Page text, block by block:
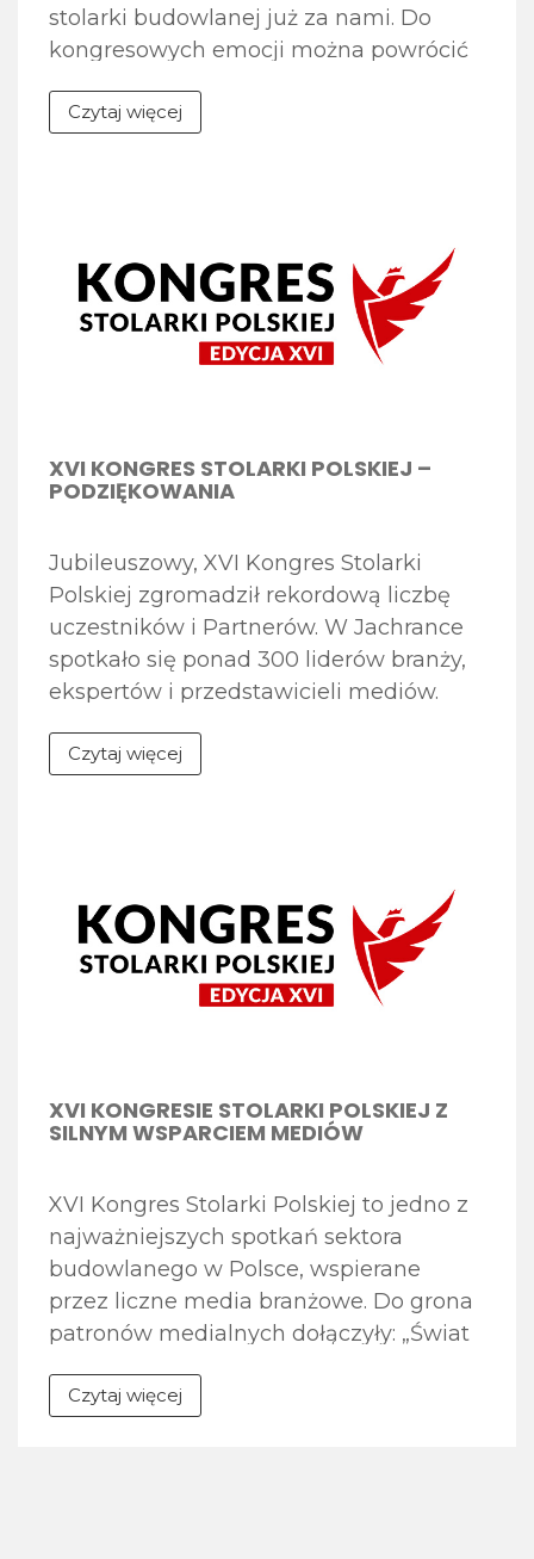
stolarki budowlanej już za nami. Do
kongresowych emocji można powrócić
stronie internetowej wydarzenia.
eksperckie, jubileuszowa Gala 30-lecia
Czytaj więcej
XVI KONGRES STOLARKI POLSKIEJ –
PODZIĘKOWANIA
Jubileuszowy, XVI Kongres Stolarki
Polskiej zgromadził rekordową liczbę
uczestników i Partnerów. W Jachrance
spotkało się ponad 300 liderów branży,
ekspertów i przedstawicieli mediów.
hasłem „Fundamenty przyszłości –
okazję do świętowania 30-lecia Związku
POiD. Pragniemy serdecznie
podziękować wszystkim, którzy
przyczynili się do sukcesu wydarzenia.
Czytaj więcej
XVI KONGRESIE STOLARKI POLSKIEJ Z
SILNYM WSPARCIEM MEDIÓW
XVI Kongres Stolarki Polskiej to jedno z
najważniejszych spotkań sektora
budowlanego w Polsce, wspierane
przez liczne media branżowe. Do grona
patronów medialnych dołączyły: „Świat
Termomodernizacja.pl. „Monter Stolarki”
Czytaj więcej